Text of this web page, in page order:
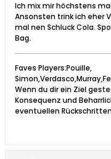
Ich mix mir höchstens
Ansonsten trink ich eher
mal nen Schluck Cola.
Bag.
Faves Players:Pouille,
Wenn du dir ein Ziel
Konsequenz und
eventuellen